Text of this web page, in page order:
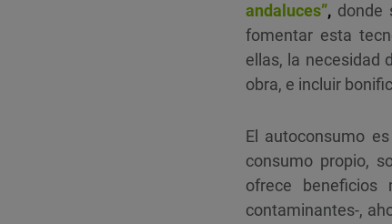
andaluces”, donde
fomentar esta
ellas, la necesidad
obra, e incluir
El autoconsumo
consumo propio,
ofrece beneficios
contaminantes-,